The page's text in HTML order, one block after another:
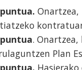
. Onartzea,
Plan